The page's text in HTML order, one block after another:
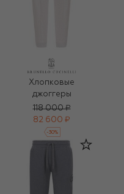
Хлопковые
джоггеры
118 000 ₽
82 600 ₽
-30%